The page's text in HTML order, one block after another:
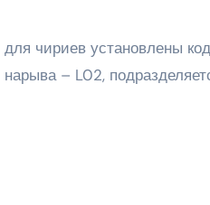
чириев установлены
– L02,